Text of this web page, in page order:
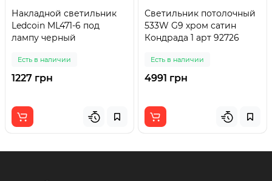
Накладной светильник
Ledcoin ML471-6 под
лампу черный
Есть в наличии
1227 грн
Светильник потолочный
533W G9 хром сатин
Кондрада 1 арт 92726
Есть в наличии
4991 грн